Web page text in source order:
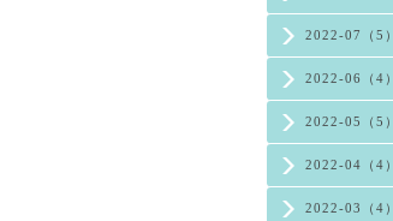
2022-07（5）
2022-06（4）
2022-05（5）
2022-04（4）
2022-03（4）